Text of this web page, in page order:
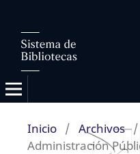
Inicio / Archivos /
Administración